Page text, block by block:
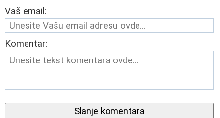
Vaš email:
Komentar:
Slanje komentara